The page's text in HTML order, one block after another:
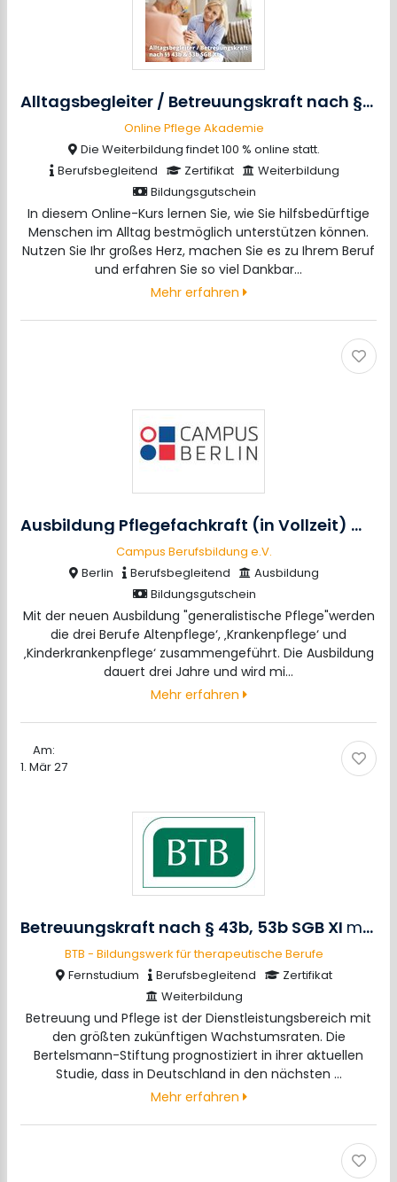
Alltagsbegleiter / Betreuungskraft nach §§ 43b, 45a/b & 53b SGB XI
Online Pflege Akademie
Die Weiterbildung findet 100 % online statt.
Berufsbegleitend
Zertifikat
Weiterbildung
Bildungsgutschein
In diesem Online-Kurs lernen Sie, wie Sie hilfsbedürftige
Menschen im Alltag bestmöglich unterstützen können.
Nutzen Sie Ihr großes Herz, machen Sie es zu Ihrem Beruf
und erfahren Sie so viel Dankbar…
Mehr erfahren
Ausbildung Pflegefachkraft (in Vollzeit)
m/
Campus Berufsbildung e.V.
Berlin
Berufsbegleitend
Ausbildung
Bildungsgutschein
Mit der neuen Ausbildung "generalistische Pflege"werden
die drei Berufe Altenpflege‘, ‚Krankenpflege‘ und
‚Kinderkrankenpflege‘ zusammengeführt. Die Ausbildung
dauert drei Jahre und wird mi…
Mehr erfahren
Am:
1. Mär 27
Betreuungskraft nach § 43b, 53b SGB XI m/w/d
BTB - Bildungswerk für therapeutische Berufe
Fernstudium
Berufsbegleitend
Zertifikat
Weiterbildung
Betreuung und Pflege ist der Dienstleistungsbereich mit
den größten zukünftigen Wachstumsraten. Die
Bertelsmann-Stiftung prognostiziert in ihrer aktuellen
Studie, dass in Deutschland in den nächsten …
Mehr erfahren